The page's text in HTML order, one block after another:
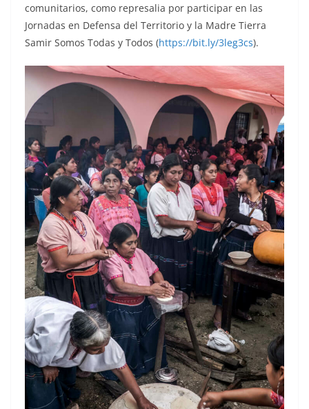
comunitarios, como represalia por participar en las
Jornadas en Defensa del Territorio y la Madre Tierra
Samir Somos Todas y Todos (https://bit.ly/3leg3cs).